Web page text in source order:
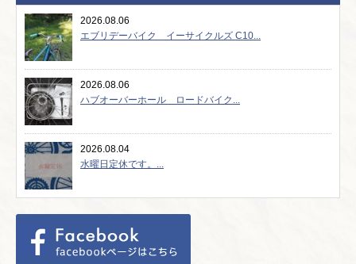
2026.08.06
エブリデーバイク イーサイクルズ C10...
2026.08.06
ハブオーバーホール ロードバイク...
2026.08.04
水曜日定休です。...